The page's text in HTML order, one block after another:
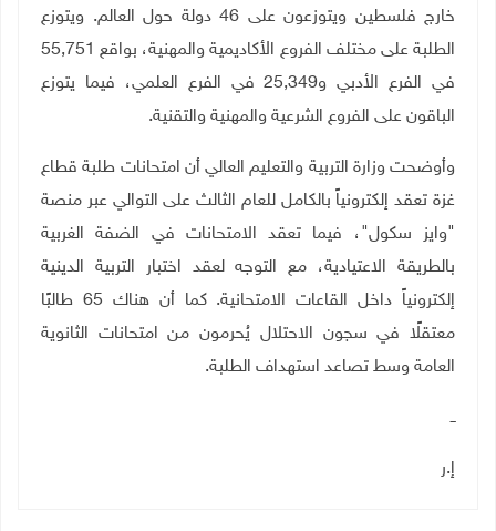
خارج فلسطين ويتوزعون على 46 دولة حول العالم. ويتوزع
الطلبة على مختلف الفروع الأكاديمية والمهنية، بواقع 55,751
في الفرع الأدبي و25,349 في الفرع العلمي، فيما يتوزع
الباقون على الفروع الشرعية والمهنية والتقنية.
وأوضحت وزارة التربية والتعليم العالي أن امتحانات طلبة قطاع
غزة تعقد إلكترونياً بالكامل للعام الثالث على التوالي عبر منصة
"وايز سكول"، فيما تعقد الامتحانات في الضفة الغربية
بالطريقة الاعتيادية، مع التوجه لعقد اختبار التربية الدينية
إلكترونياً داخل القاعات الامتحانية. كما أن هناك 65 طالبًا
معتقلًا في سجون الاحتلال يُحرمون من امتحانات الثانوية
العامة وسط تصاعد استهداف الطلبة.
ــ
إ.ر